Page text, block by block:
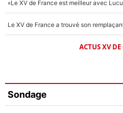
ACTUS XV DE
Sondage